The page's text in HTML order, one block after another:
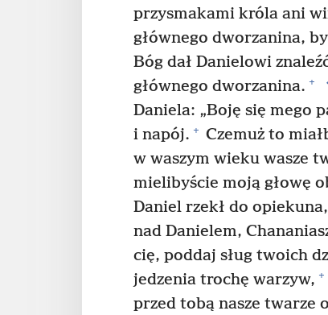
przysmakami króla ani
głównego dworzanina,
Bóg dał Danielowi
głównego dworzanina. +
Daniela: „Boję się mego
i napój. + Czemuż to
w waszym wieku wasze
mielibyście moją głowę
Daniel rzekł do
nad Danielem,
cię, poddaj sług twoich
jedzenia trochę warzyw, +
przed tobą nasze twarze